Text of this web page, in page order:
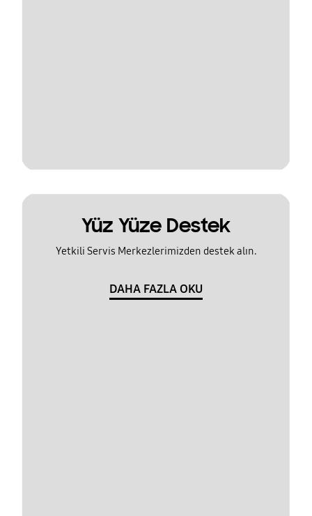
Yüz Yüze Destek
Yetkili Servis Merkezlerimizden destek alın.
DAHA FAZLA OKU